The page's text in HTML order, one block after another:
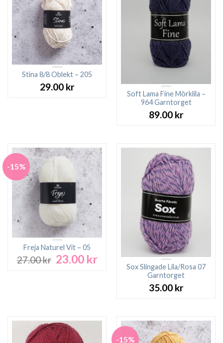
Stina 8/8 Oblekt – 205
29.00 kr
Soft Lama Fine Mörklila –
964 Garntorget
89.00 kr
-15%
Freja Naturel Vit – 05
27.00kr Det
23.00 krDet
nuvarandeSox Slingade Lila/Rosa 07
Garntorget
35.00 kr
-15%